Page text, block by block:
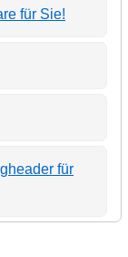
für Sie!
für